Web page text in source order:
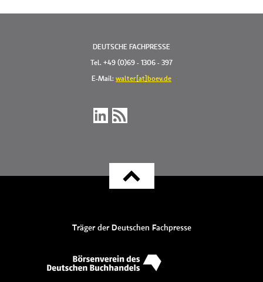
DEUTSCHE FACHPRESSE
Tel. +49 (0)69 - 1306 - 397
E-Mail: walter[at]boev.de
Träger der Deutschen Fachpresse